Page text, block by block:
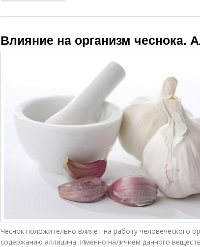
Влияние на организм чеснока.
Чеснок положительно влияет на работу человеческого
содержанию аллицина. Именно наличием данного